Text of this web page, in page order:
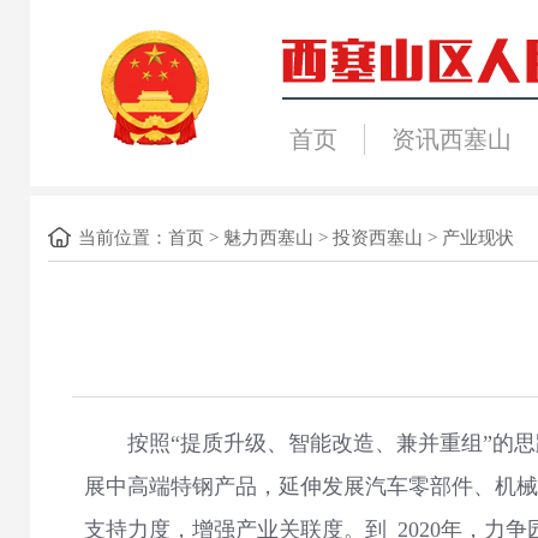
首页 资讯西塞山
当前位置： 首页> 魅力西塞山 > 投资西塞山 > 产业现状
按照“提质升级、智能改造、兼并重组”的思
展中高端特钢产品，延伸发展汽车零部件、机
支持力度，增强产业关联度。到 2020年，力